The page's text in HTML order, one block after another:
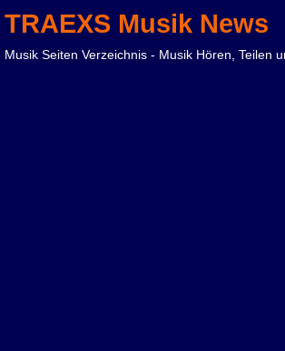
TRAEXS Musik News
Musik Seiten Verzeichnis - Musik Hören, Teilen